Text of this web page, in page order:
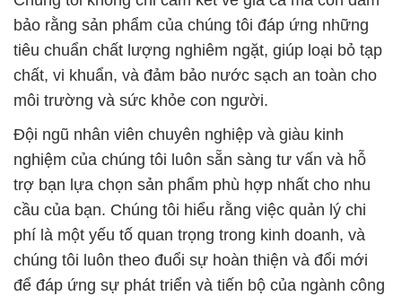
bảo rằng sản phẩm của chúng tôi đáp ứng những
tiêu chuẩn chất lượng nghiêm ngặt, giúp loại bỏ tạp
chất, vi khuẩn, và đảm bảo nước sạch an toàn cho
môi trường và sức khỏe con người.
Đội ngũ nhân viên chuyên nghiệp và giàu kinh
nghiệm của chúng tôi luôn sẵn sàng tư vấn và hỗ
trợ bạn lựa chọn sản phẩm phù hợp nhất cho nhu
cầu của bạn. Chúng tôi hiểu rằng việc quản lý chi
phí là một yếu tố quan trọng trong kinh doanh, và
chúng tôi luôn theo đuổi sự hoàn thiện và đổi mới
để đáp ứng sự phát triển và tiến bộ của ngành công